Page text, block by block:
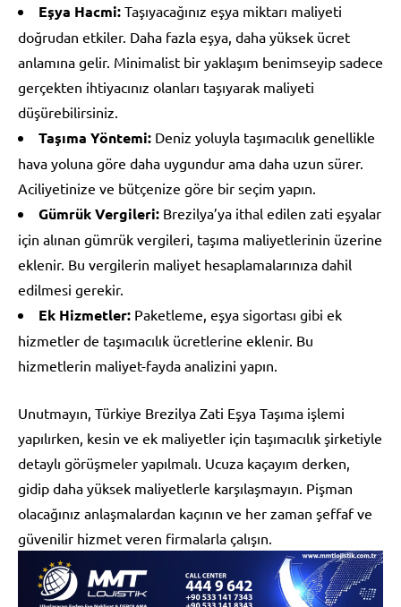
Eşya Hacmi: Taşıyacağınız eşya miktarı maliyeti
doğrudan etkiler. Daha fazla eşya, daha yüksek ücret
anlamına gelir. Minimalist bir yaklaşım benimseyip sadece
gerçekten ihtiyacınız olanları taşıyarak maliyeti
düşürebilirsiniz.
Taşıma Yöntemi: Deniz yoluyla taşımacılık genellikle
hava yoluna göre daha uygundur ama daha uzun sürer.
Aciliyetinize ve bütçenize göre bir seçim yapın.
Gümrük Vergileri: Brezilya’ya ithal edilen zati eşyalar
için alınan gümrük vergileri, taşıma maliyetlerinin üzerine
eklenir. Bu vergilerin maliyet hesaplamalarınıza dahil
edilmesi gerekir.
Ek Hizmetler: Paketleme, eşya sigortası gibi ek
hizmetler de taşımacılık ücretlerine eklenir. Bu
hizmetlerin maliyet-fayda analizini yapın.
Unutmayın, Türkiye Brezilya Zati Eşya Taşıma işlemi
yapılırken, kesin ve ek maliyetler için taşımacılık şirketiyle
detaylı görüşmeler yapılmalı. Ucuza kaçayım derken,
gidip daha yüksek maliyetlerle karşılaşmayın. Pişman
olacağınız anlaşmalardan kaçının ve her zaman şeffaf ve
güvenilir hizmet veren firmalarla çalışın.